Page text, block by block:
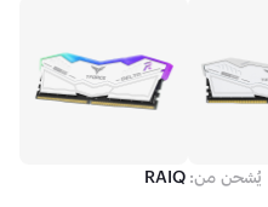
يُشحن من: RAIQ